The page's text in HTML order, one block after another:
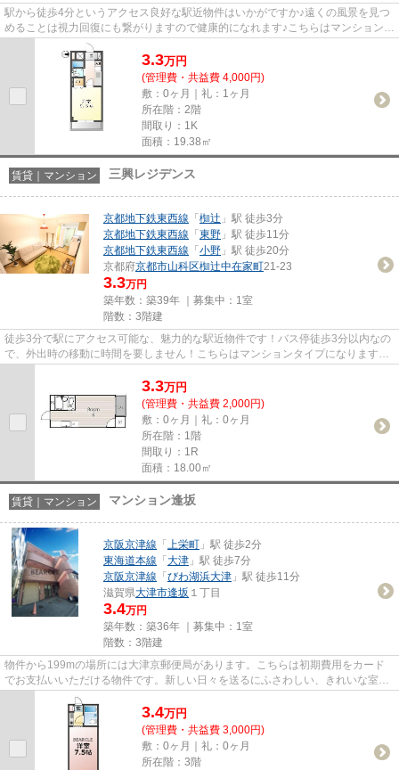
駅から徒歩4分というアクセス良好な駅近物件はいかがですか♪遠くの風景を見つ
めることは視力回復にも繋がりますので健康的になれます♪こちらはマンションタ
イプになります♪気になるイ...
3.3万円
(管理費・共益費 4,000円)
敷：0ヶ月｜礼：1ヶ月
所在階：2階
間取り：1K
面積：19.38㎡
賃貸｜マンション 三興レジデンス
京都地下鉄東西線 「 椥辻 」駅 徒歩3分
京都地下鉄東西線 「 東野 」駅 徒歩11分
京都地下鉄東西線 「 小野 」駅 徒歩20分
京都府京都市山科区椥辻中在家町21-23
3.3万円
築年数：築39年 ｜募集中： 1室
階数：3階建
徒歩3分で駅にアクセス可能な、魅力的な駅近物件です！バス停徒歩3分以内なの
で、外出時の移動に時間を要しません！こちらはマンションタイプになります！
3.3万円
(管理費・共益費 2,000円)
敷：0ヶ月｜礼：0ヶ月
所在階：1階
間取り：1R
面積：18.00㎡
賃貸｜マンション マンション逢坂
京阪京津線 「 上栄町 」駅 徒歩2分
東海道本線 「 大津 」駅 徒歩7分
京阪京津線 「 びわ湖浜大津 」駅 徒歩11分
滋賀県大津市逢坂 １丁目
3.4万円
築年数：築36年 ｜募集中： 1室
階数：3階建
物件から199mの場所には大津京郵便局があります。こちらは初期費用をカード
でお支払いいただける物件です。新しい日々を送るにふさわしい、きれいな室内
です。「マンション逢坂」の物...
3.4万円
(管理費・共益費 3,000円)
敷：0ヶ月｜礼：0ヶ月
所在階：3階